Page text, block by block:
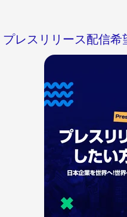
プレスリリース配信希